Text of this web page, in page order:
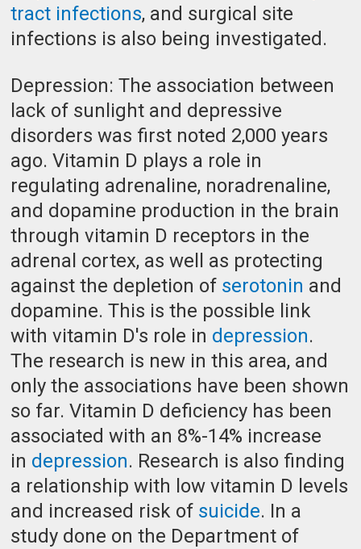
tract infections, and surgical site
infections is also being investigated.
Depression: The association between
lack of sunlight and depressive
disorders was first noted 2,000 years
ago. Vitamin D plays a role in
regulating adrenaline, noradrenaline,
and dopamine production in the brain
through vitamin D receptors in the
adrenal cortex, as well as protecting
against the depletion of serotonin and
dopamine. This is the possible link
with vitamin D's role in depression.
The research is new in this area, and
only the associations have been shown
so far. Vitamin D deficiency has been
associated with an 8%-14% increase
in depression. Research is also finding
a relationship with low vitamin D levels
and increased risk of suicide. In a
study done on the Department of